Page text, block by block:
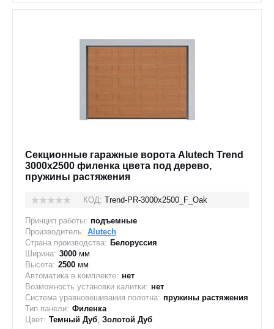
Секционные гаражные ворота Alutech Trend
3000x2500 филенка цвета под дерево,
пружины растяжения
КОД: Trend-PR-3000х2500_F_Oak
Принцип работы: подъемные
Производитель: Alutech
Страна производства: Белоруссия
Ширина: 3000 мм
Высота: 2500 мм
Автоматика в комплекте: нет
Возможность установки калитки: нет
Система уравновешивания полотна: пружины растяжения
Тип панели: Филенка
Цвет: Темный Дуб, Золотой Дуб